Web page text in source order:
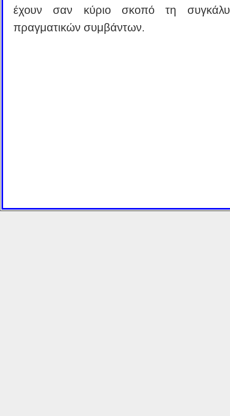
έχουν σαν κύριο σκοπό τη
πραγματικών συμβάντων.